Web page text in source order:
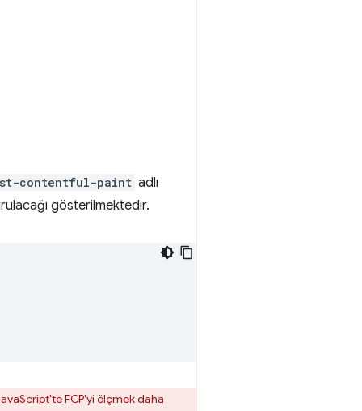
contentful-paint adlı
gösterilmektedir.
FCP'yi ölçmek daha